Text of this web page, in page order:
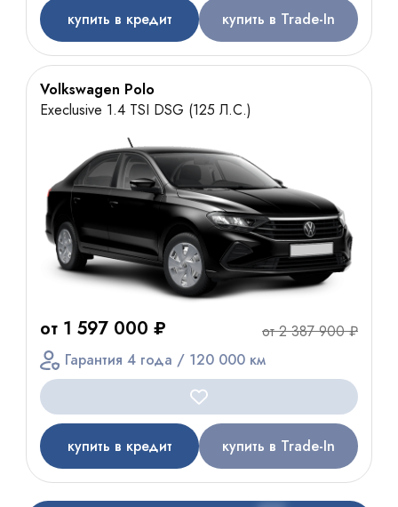
купить в кредит купить в Trade-In
Volkswagen Polo
Execlusive 1.4 TSI DSG (125 Л.С.)
от 1 597 000 ₽
от 2 387 900 ₽
Гарантия 4 года / 120 000 км
купить в кредит купить в Trade-In